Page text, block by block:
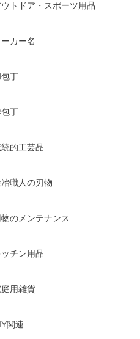
ウトドア・スポーツ用品
ーカー名
丁
丁
的工芸品
職人の刃物
物のメンテナンス
ッチン用品
用雑貨
関連